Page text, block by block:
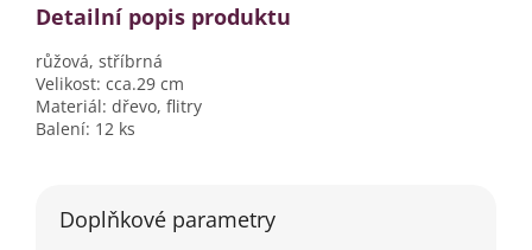
Detailní popis produktu
růžová, stříbrná
Velikost: cca.29 cm
Materiál: dřevo, flitry
Balení: 12 ks
Doplňkové parametry